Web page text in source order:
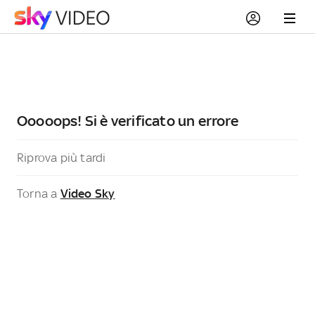
Ooooops! Si è verificato un errore
Riprova più tardi
Torna a Video Sky